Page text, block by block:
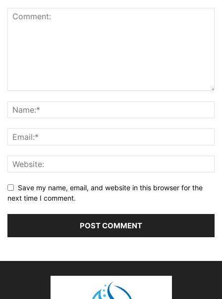
Save my name, email, and website in this browser for the
next time I comment.